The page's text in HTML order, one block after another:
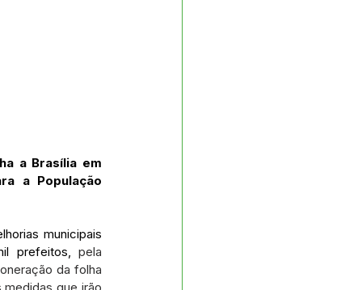
a Brasília em
a População
municipais
prefeitos, pela
da folha